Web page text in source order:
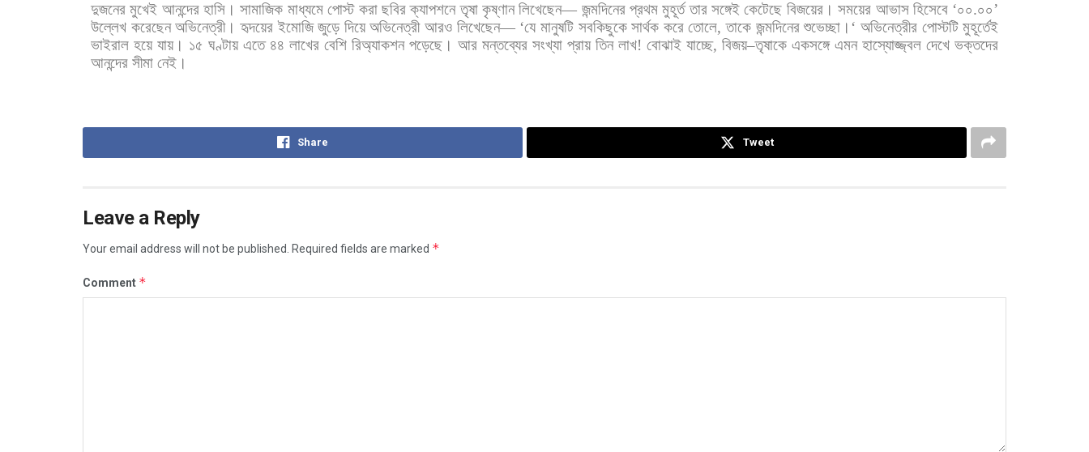
দুজনের মুখেই আনন্দের হাসি। সামাজিক মাধ্যমে পোস্ট করা ছবির ক্যাপশনে তৃষা কৃষ্ণান লিখেছেন— জন্মদিনের প্রথম মুহূর্ত তার সঙ্গেই কেটেছে বিজয়ের। সময়ের আভাস হিসেবে‘০০.০০’
উল্লেখ করেছেন অভিনেত্রী। হৃদয়ের ইমোজি জুড়ে দিয়ে অভিনেত্রী আরও লিখেছেন— ‘যে মানুষটি সবকিছুকে সার্থক করে তোলে,তাকে জন্মদিনের শুভেচ্ছা। ‘ অভিনেত্রীর পোস্টটি মুহূর্তেই
ভাইরাল হয়ে যায়। ১৫ ঘণ্টায় এতে ৪৪ লাখের বেশি রিঅ্যাকশন পড়েছে। আর মন্তব্যের সংখ্যা প্রায় তিন লাখ! বোঝাই যাচ্ছে, বিজয়–তৃষাকে একসঙ্গে এমন হাস্যোজ্জ্বল দেখে ভক্তদের
আনন্দের সীমা নেই।
Share Tweet
Leave a Reply
Your email address will not be published. Required fields are marked *
Comment *